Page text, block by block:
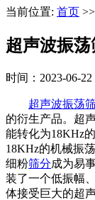
当前位置: 首页 >>
超声波振
时间：2023-06-22
超声波振荡
的衍生产品。超
能转化为18KHz
18KHz的机械振
细粉筛分成为易
装了一个低振幅
体接受巨大的超